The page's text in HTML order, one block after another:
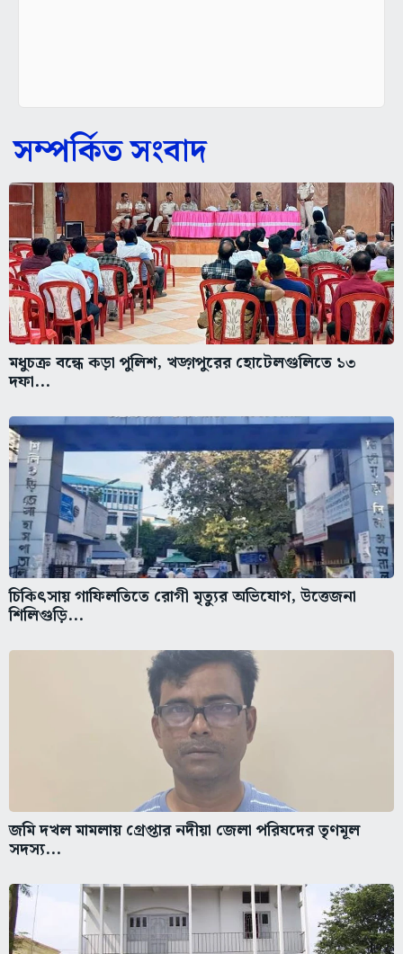
সম্পর্কিত সংবাদ
মধুচক্র বন্ধে কড়া পুলিশ, খড়্গপুরের হোটেলগুলিতে ১৩
দফা...
চিকিৎসায় গাফিলতিতে রোগী মৃত্যুর অভিযোগ, উত্তেজনা
শিলিগুড়ি...
জমি দখল মামলায় গ্রেপ্তার নদীয়া জেলা পরিষদের তৃণমূল
সদস্য...